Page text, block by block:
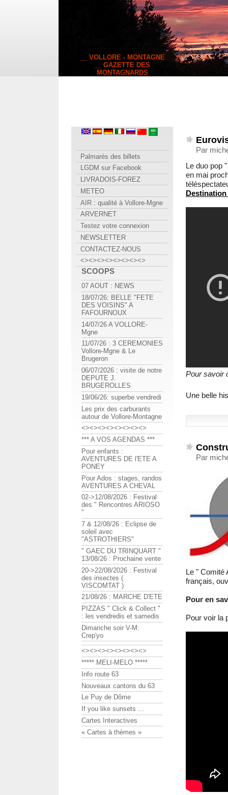
__ VOLLORE - MONTAGNE
__ GAZETTE DES
MONTAGNARDS
Par
Le duo pop
en mai
Pour savoir
Une belle
Par
Le " Comité
français,
Pour en
Pour voir la
Palmarès des billets
LGDM sur Facebook
LIVRADOIS-FOREZ
METEO
AIR : qualité à Vollore-Mgne
ARVERNET
Testez votre connexion
NEWSLETTER
CONTACTEZ-NOUS
<><><><><><><><>
SCOOPS
07 AOUT : NEWS
18/07/26: BELLE "FETE
DES VOISINS" A
FAFOURNOUX
14/07/26 A VOLLORE-
Mgne
11/07/26 : 3 CEREMONIES
Vollore-Mgne & Le
Brugeron
06/07/2026 : visite de notre
DEPUTE J.
BRUGEROLLES
19/06/26: superbe vendredi
Les prix des carburants
autour de Vollore-Montagne
<><><><><><><><>
*** A VOS AGENDAS ***
Pour enfants :
AVENTURES DE l'ETE A
PONEY
Pour Ados : stages, randos
AVENTURES A CHEVAL
02->12/08/2026 : Festival
des " Rencontres ARIOSO
"
7 & 12/08/26 : Eclipse de
soleil avec
"ASTROTHIERS"
" GAEC DU TRINQUART "
13/08/26 : Prochaine vente
20->22/08/2026 : Festival
des insectes (
VISCOMTAT )
21/08/26 : MARCHE D'ETE
PIZZAS " Click & Collect "
: les vendredis et samedis
Dimanche soir V-M:
Crep'yo
<><><><><><><><>
***** MELI-MELO *****
Info route 63
Nouveaux cantons du 63
Le Puy de Dôme
If you like sunsets ...
Cartes Interactives
« Cartes à thèmes »